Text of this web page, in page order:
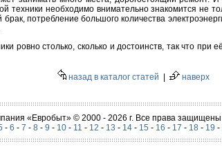
техники необходимо внимательно знакомится не
потребление большого количества
ровно столько, сколько и достоинств, так что
назад в каталог статей наверх
«Евробыт» © 2000 - 2026 г. Все права защищены
- 6 - 7 - 8- 9 - 10- 11 - 12 - 13 - 14- 15 - 16 - 17 - 18- 19 -